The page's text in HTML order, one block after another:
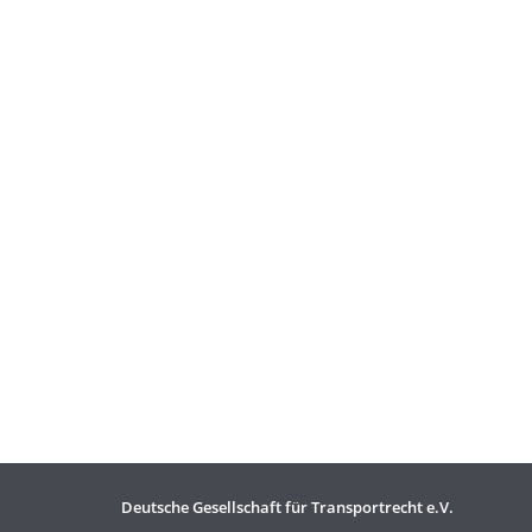
Deutsche Gesellschaft für Transportrecht e.V.